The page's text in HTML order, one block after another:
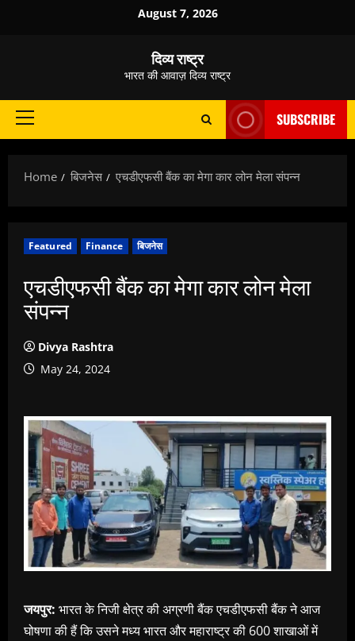
August 7, 2026
दिव्य राष्ट्र
भारत की आवाज़ दिव्य राष्ट्र
Primary
SUBSCRIBE
Home बिजनेस एचडीएफसी बैंक का मेगा कार लोन मेला संपन्न
Featured Finance बिजनेस
एचडीएफसी बैंक का मेगा कार लोन मेला
संपन्न
Divya Rashtra
May 24, 2024
जयपुर: भारत के निजी क्षेत्र की अग्रणी बैंक एचडीएफसी बैंक ने आज
घोषणा की हैं कि उसने मध्य भारत और महाराष्ट्र की 600 शाखाओं में